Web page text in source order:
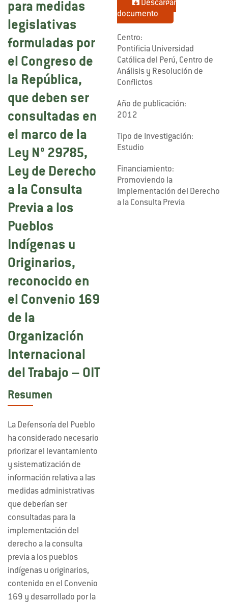
para medidas
legislativas
formuladas por
el Congreso de
la República,
que deben ser
consultadas en
el marco de la
Ley N° 29785,
Ley de Derecho
a la Consulta
Previa a los
Pueblos
Indígenas u
Originarios,
reconocido en
el Convenio 169
de la
Organización
Internacional
del Trabajo – OIT
Resumen
La Defensoría del Pueblo
ha considerado necesario
priorizar el levantamiento
y sistematización de
información relativa a las
medidas administrativas
que deberían ser
consultadas para la
implementación del
derecho a la consulta
previa a los pueblos
indígenas u originarios,
contenido en el Convenio
169 y desarrollado por la
Descargar
documento
Centro:
Pontificia Universidad
Católica del Perú, Centro de
Análisis y Resolución de
Conflictos
Año de publicación:
2012
Tipo de Investigación:
Estudio
Financiamiento:
Promoviendo la
Implementación del Derecho
a la Consulta Previa